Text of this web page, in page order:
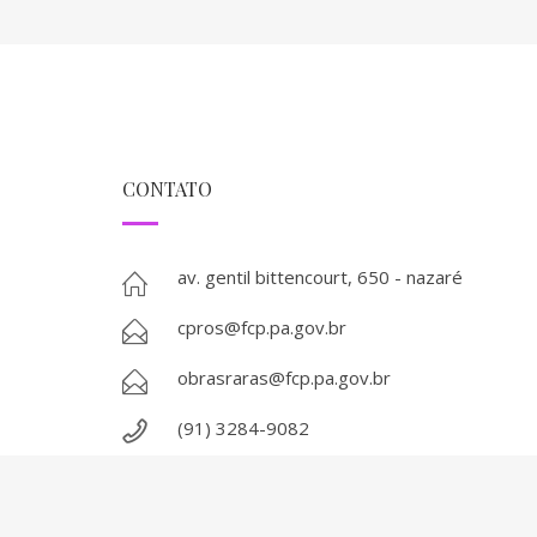
CONTATO
av. gentil bittencourt, 650 - nazaré
cpros@fcp.pa.gov.br
obrasraras@fcp.pa.gov.br
(91) 3284-9082